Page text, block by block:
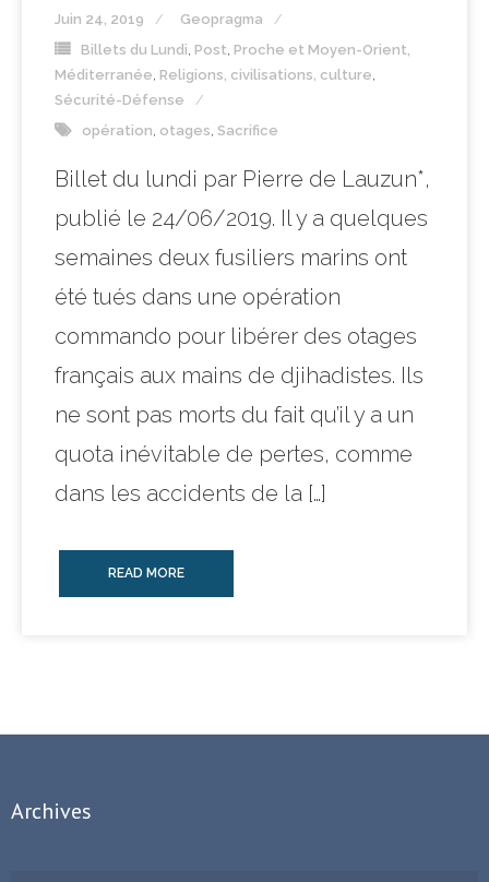
Juin 24, 2019
Geopragma
Billets du Lundi Post Proche et Moyen-Orient,
Méditerranée Religions, civilisations, culture
Sécurité-Défense
opération otages Sacrifice
Billet du lundi par Pierre de Lauzun*,
publié le 24/06/2019. Il y a quelques
semaines deux fusiliers marins ont
été tués dans une opération
commando pour libérer des otages
français aux mains de djihadistes. Ils
ne sont pas morts du fait qu’il y a un
quota inévitable de pertes, comme
dans les accidents de la […]
READ MORE
Archives